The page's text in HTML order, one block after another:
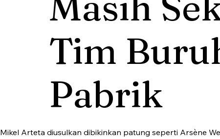
Tim
Pabrik
Mikel Arteta diusulkan dibikinkan patung seperti Arsène